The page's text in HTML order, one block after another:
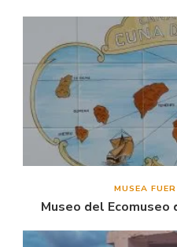
MUSEA
Museo del Ecomuseo